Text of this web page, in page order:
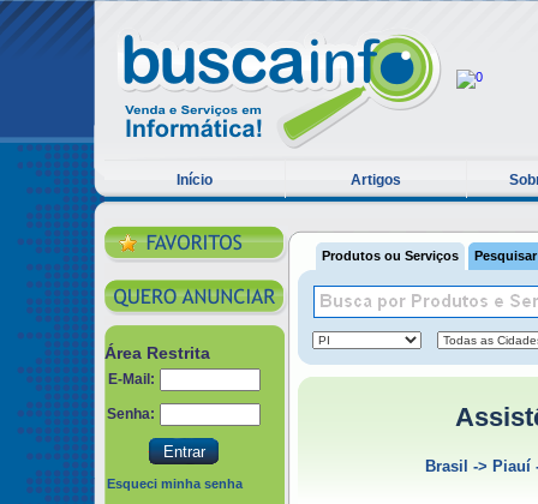
Início Artigos
Área Restrita
E-Mail:
Senha:
Esqueci minha senha
Produtos ou Serviços
Brasil -> Piauí